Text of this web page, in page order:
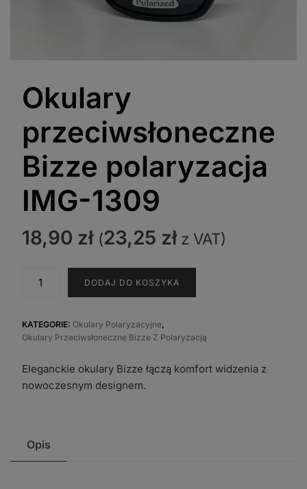
Okulary
przeciwsłoneczne
Bizze polaryzacja
IMG-1309
18,90 zł (23,25 złz VAT)
Bizze
polaryzacja
1309
DODAJ DO KOSZYKA
KATEGORIE: Okulary Polaryzacyjne,
Okulary Przeciwsłoneczne Bizze Z Polaryzacją
Eleganckie okulary Bizze łączą komfort widzenia z
nowoczesnym designem.
Opis